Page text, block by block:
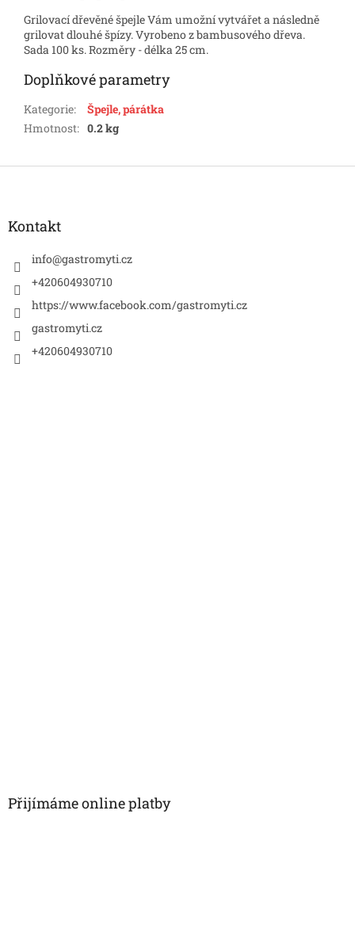
Grilovací dřevěné špejle Vám umožní vytvářet a následně
grilovat dlouhé špízy. Vyrobeno z bambusového dřeva.
Sada 100 ks. Rozměry - délka 25 cm.
Doplňkové parametry
Kategorie:
Špejle, párátka
Hmotnost: 0.2 kg
Z
Kontakt
info@gastromyti.cz
+420604930710
https://www.facebook.com/gastromyti.cz
gastromyti.cz
+420604930710
Přijímáme online platby